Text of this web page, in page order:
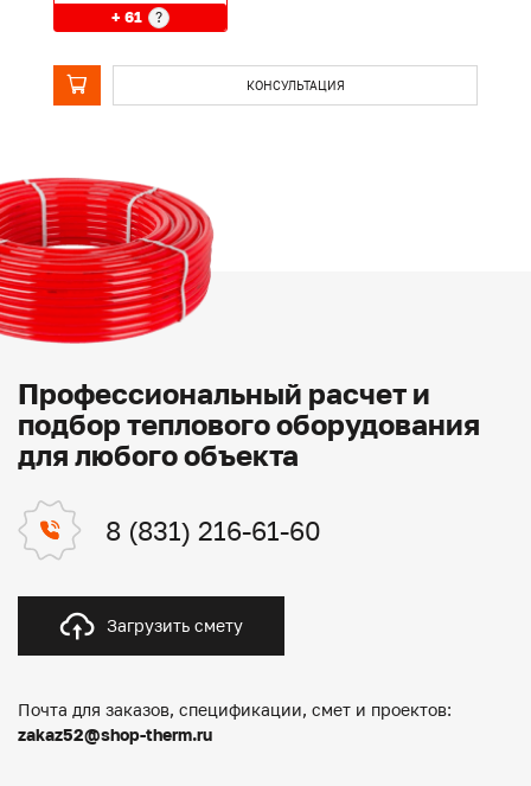
+ 61 ?
КОНСУЛЬТАЦИЯ
Профессиональный расчет и
подбор теплового оборудования
для любого объекта
8 (831) 216-61-60
Загрузить смету
Почта для заказов, спецификации, смет и проектов:
zakaz52@shop-therm.ru